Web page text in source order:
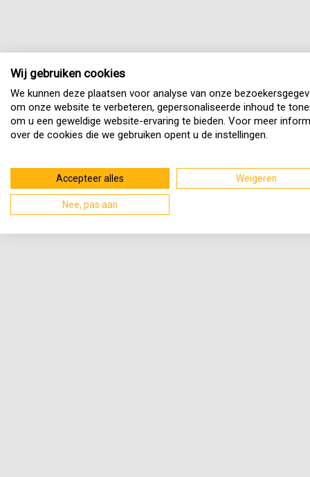
Wij gebruiken cookies
We kunnen deze plaatsen voor analyse van onze
om onze website te verbeteren, gepersonaliseerde inhoud te
om u een geweldige website-ervaring te bieden. Voor meer
over de cookies die we gebruiken opent u de instellingen.
Accepteer alles Weigeren
Nee, pas aan